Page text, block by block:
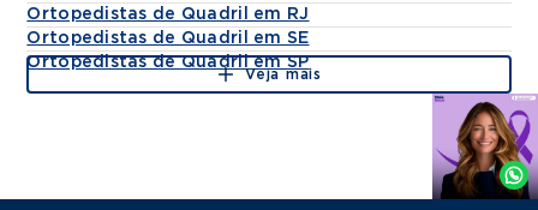
Ortopedistas de Quadril em RJ
Ortopedistas de Quadril em SE
Ortopedistas de Quadril em SP
Veja mais
Agende
Whatsapp